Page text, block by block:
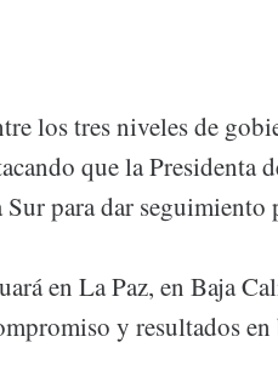
los tres niveles de
que la Presidenta
para dar seguimiento
en La Paz, en Baja
y resultados